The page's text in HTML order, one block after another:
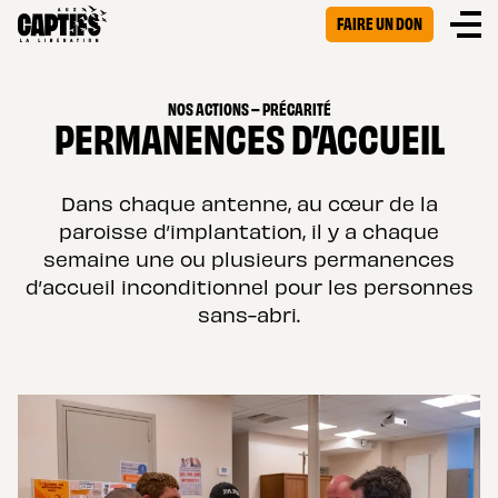
FAIRE UN DON
NOS ACTIONS – PRÉCARITÉ
PERMANENCES D’ACCUEIL
Dans chaque antenne, au cœur de la
paroisse d’implantation, il y a chaque
semaine une ou plusieurs permanences
d’accueil inconditionnel pour les personnes
sans-abri.